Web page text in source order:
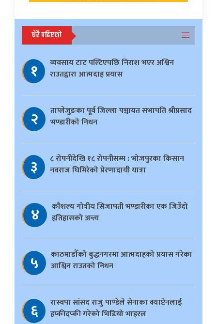
धेरै पढिएको
१
व्यवसाय टाट पल्टिएपछि निराश भएर अश्विन
राउतद्वारा आत्मदाह प्रयास
२
ताप्लेजुङका पूर्व जिल्ला पञ्चायत सभापति श्रीप्रसाद
भण्डारीको निधन
३
८ रोपनीदेखि १८ रोपनीसम्म : भोजपुरका किसान
नवराज घिमिरेको प्रेरणादायी यात्रा
४
काैशल्य गोत्रीय सिजापती भण्डारीका एक जिउँदो
इतिहासको अन्त्य
५
काठमाडौँको बुद्धनगरमा आत्मदाहको प्रयास गरेका
आश्विन राउतको निधन
६
रास्वपा सांसद राजु पाण्डेले सेनाका क्याप्टेनलाई
हप्कीदप्की गरेको भिडियो भाइरल